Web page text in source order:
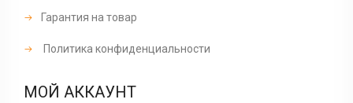
Гарантия на товар
Политика конфиденциальности
МОЙ АККАУНТ